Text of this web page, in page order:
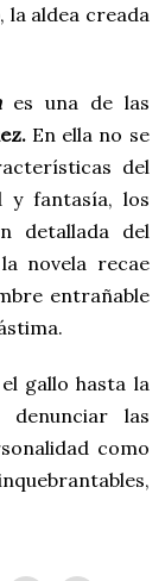
, la aldea creada
es una de las
En ella no se
del
y fantasía, los
detallada del
novela recae
entrañable
gallo hasta la
las
como